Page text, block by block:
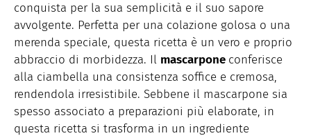
conquista per la sua semplicità e il suo sapore
avvolgente. Perfetta per una colazione golosa o una
merenda speciale, questa ricetta è un vero e proprio
abbraccio di morbidezza. Il mascarpone conferisce
alla ciambella una consistenza soffice e cremosa,
rendendola irresistibile. Sebbene il mascarpone sia
spesso associato a preparazioni più elaborate, in
questa ricetta si trasforma in un ingrediente